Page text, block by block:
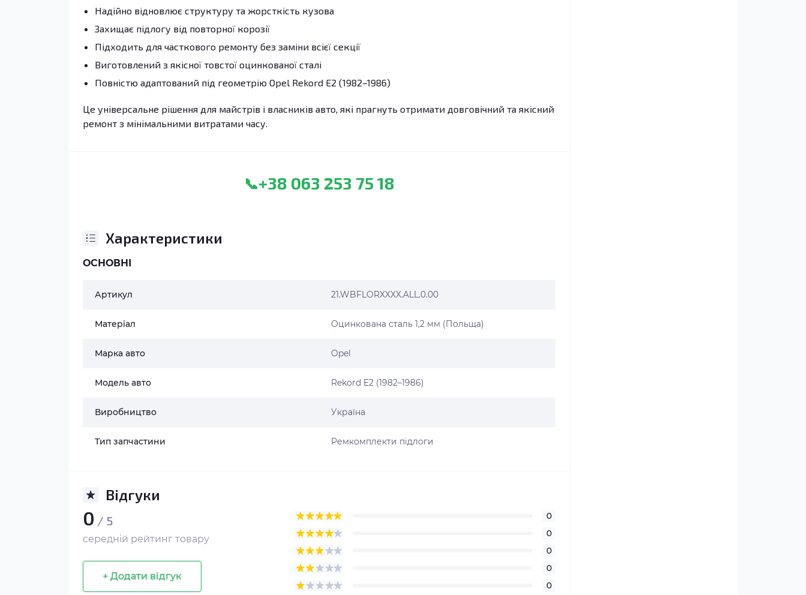
Надійно відновлює структуру та жорсткість кузова
Захищає підлогу від повторної корозії
Підходить для часткового ремонту без заміни всієї секції
Виготовлений з якісної товстої оцинкованої сталі
Повністю адаптований під геометрію Opel Rekord E2 (1982–1986)
Це універсальне рішення для майстрів і власників авто, які прагнуть отримати довговічний та якісний
ремонт з мінімальними витратами часу.
📞+38 063 253 75 18
Характеристики
ОСНОВНІ
Артикул 21.WBFLORXXXX.ALL.0.00
Матеріал Оцинкована сталь 1,2 мм (Польща)
Марка авто Opel
Модель авто Rekord E2 (1982–1986)
Виробництво Україна
Тип запчастини Ремкомплекти підлоги
Відгуки
0 / 5
середній рейтинг товару
+ Додати відгук
0
0
0
0
0